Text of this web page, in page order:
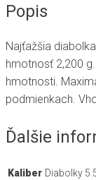
Popis
Najťažšia
hmotnosť 2,200
hmotnosti.
podmienkach.
Ďalšie
Kaliber Diabolky